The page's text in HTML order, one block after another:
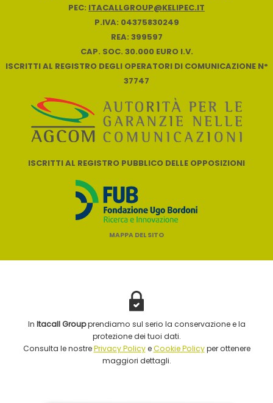
PEC: ITACALLGROUP@KELIPEC.IT
P.IVA: 04375830249
REA: 399597
CAP. SOC. 30.000 EURO I.V.
ISCRITTI AL REGISTRO DEGLI OPERATORI DI COMUNICAZIONE N°
37747
ISCRITTI AL REGISTRO PUBBLICO DELLE OPPOSIZIONI
MAPPA DEL SITO
In Itacall Groupprendiamo sul serio la conservazione e la
protezione dei tuoi dati.
Consulta le nostrePrivacy PolicyeCookie Policyper ottenere
maggiori dettagli.